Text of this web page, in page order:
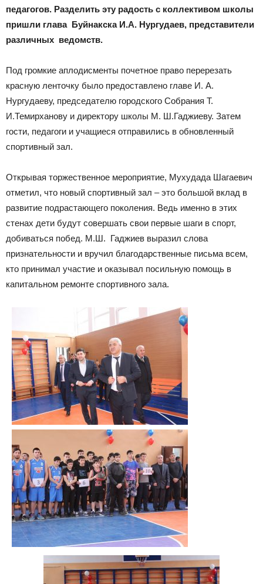
педагогов. Разделить эту радость с коллективом школы
пришли глава Буйнакска И.А. Нургудаев, представители
различных ведомств.
Под громкие аплодисменты почетное право перерезать
красную ленточку было предоставлено главе И. А.
Нургудаеву, председателю городского Собрания Т.
И.Темирханову и директору школы М. Ш.Гаджиеву. Затем
гости, педагоги и учащиеся отправились в обновленный
спортивный зал.
Открывая торжественное мероприятие, Мухудада Шагаевич
отметил, что новый спортивный зал – это большой вклад в
развитие подрастающего поколения. Ведь именно в этих
стенах дети будут совершать свои первые шаги в спорт,
добиваться побед. М.Ш. Гаджиев выразил слова
признательности и вручил благодарственные письма всем,
кто принимал участие и оказывал посильную помощь в
капитальном ремонте спортивного зала.